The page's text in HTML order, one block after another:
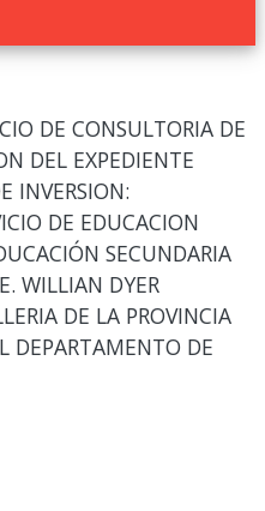
DE CONSULTORIA DE
DEL EXPEDIENTE
INVERSION:
DE EDUCACION
SECUNDARIA
WILLIAN DYER
DE LA PROVINCIA
DEPARTAMENTO DE